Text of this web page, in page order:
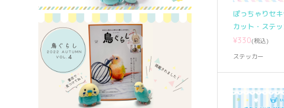
ぽっちゃりセ
カット・ステ
¥330(税込)
ステッカー